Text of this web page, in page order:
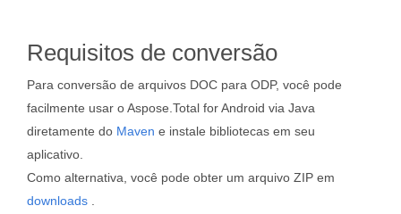
Requisitos de conversão
Para conversão de arquivos DOC para ODP, você pode
facilmente usar o Aspose.Total for Android via Java
diretamente do Maven e instale bibliotecas em seu
aplicativo.
Como alternativa, você pode obter um arquivo ZIP em
downloads